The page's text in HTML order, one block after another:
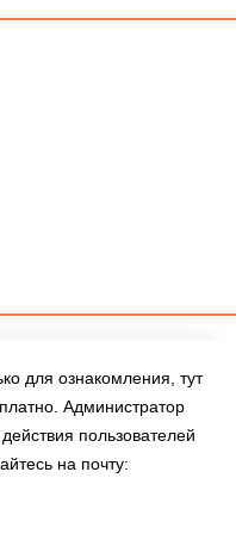
для ознакомления, тут
Администратор
пользователей
на почту: